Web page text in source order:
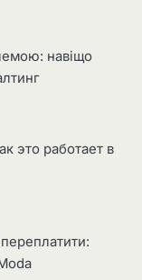
навіщо
это работает в